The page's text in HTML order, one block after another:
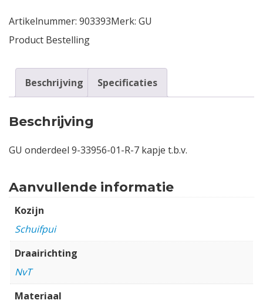
Artikelnummer: 903393Merk: GU
Product Bestelling
Beschrijving Specificaties
Beschrijving
GU onderdeel 9-33956-01-R-7 kapje t.b.v.
Aanvullende informatie
Kozijn
Schuifpui
Draairichting
NvT
Materiaal